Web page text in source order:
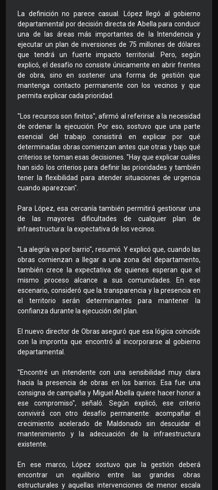
La definición no parece casual. López llegó al gobierno
departamental por decisión directa de Abella para conducir
una de las áreas más importantes de la Intendencia y
ejecutar un plan de inversiones de 75 millones de dólares
que tendrá un fuerte impacto territorial. Pero, según
explicó, el desafío no consiste únicamente en abrir frentes
de obra, sino en sostener una forma de gestión que
mantenga contacto permanente con los vecinos y que
permita explicar cada prioridad.
"Los recursos son finitos", afirmó al referirse a la necesidad
de ordenar la ejecución. Por eso, sostuvo que una parte
esencial del trabajo consistirá en explicar por qué
determinadas obras comienzan antes que otras y bajo qué
criterios se toman esas decisiones. "Hay que explicar cuáles
han sido los criterios para definir las prioridades y también
tener la flexibilidad para atender situaciones de urgencia
cuando aparezcan".
Para López, esa cercanía también permitirá gestionar una
de las mayores dificultades de cualquier plan de
infraestructura: la expectativa de los vecinos.
"La alegría va por barrio", resumió. Y explicó que, cuando las
obras comienzan a llegar a una zona del departamento,
también crece la expectativa de quienes esperan que el
mismo proceso alcance a sus comunidades. En ese
escenario, consideró que la transparencia y la presencia en
el territorio serán determinantes para mantener la
confianza durante la ejecución del plan.
El nuevo director de Obras aseguró que esa lógica coincide
con la impronta que encontró al incorporarse al gobierno
departamental.
"Encontré un intendente con una sensibilidad muy clara
hacia la presencia de obras en los barrios. Esa fue una
consigna de campaña y Miguel Abella quiere hacer honor a
ese compromiso", señaló. Según explicó, ese criterio
convivirá con otro desafío permanente: acompañar el
crecimiento acelerado de Maldonado sin descuidar el
mantenimiento y la adecuación de la infraestructura
existente.
En ese marco, López sostuvo que la gestión deberá
encontrar un equilibrio entre las grandes obras
estructurales y aquellas intervenciones de menor escala